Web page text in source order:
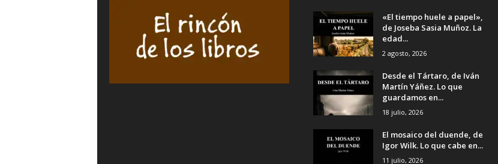
«El tiempo huele a papel»,
de Joseba Sasia Muñoz. La
edad...
2 agosto, 2026
Desde el Tártaro, de Iván
Martín Yáñez. Lo que
guardamos en...
18 julio, 2026
El mosaico del duende, de
Igor Wilk. Lo que cabe en...
11 julio, 2026